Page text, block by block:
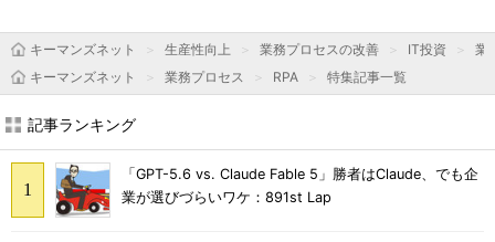
キーマンズネット 生産性向上 業務プロセスの改善 IT投資
業
キーマンズネット
業務プロセス RPA 特集記事一覧
記事ランキング
「GPT-5.6 vs. Claude Fable 5」勝者はClaude、でも企
業が選びづらいワケ：891st Lap